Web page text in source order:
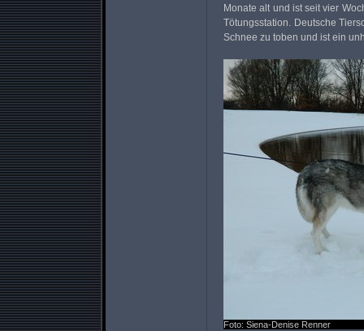
Monate alt und ist seit vier
Tötungsstation. Deutsche
Schnee zu toben und ist ein
Foto: Siena-Denise Renner